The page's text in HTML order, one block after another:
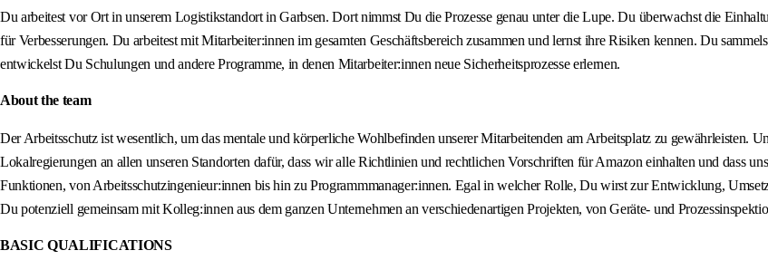
Du arbeitest vor Ort in unserem Logistikstandort in Garbsen. Dort nimmst Du die Prozesse genau unter die Lupe. Du überwachst die
für Verbesserungen. Du arbeitest mit Mitarbeiter:innen im gesamten Geschäftsbereich zusammen und lernst ihre Risiken kennen. Du
entwickelst Du Schulungen und andere Programme, in denen Mitarbeiter:innen neue Sicherheitsprozesse erlernen.
About the team
Der Arbeitsschutz ist wesentlich, um das mentale und körperliche Wohlbefinden unserer Mitarbeitenden am Arbeitsplatz zu gewährleisten.
Lokalregierungen an allen unseren Standorten dafür, dass wir alle Richtlinien und rechtlichen Vorschriften für Amazon einhalten und dass
Funktionen, von Arbeitsschutzingenieur:innen bis hin zu Programmmanager:innen. Egal in welcher Rolle, Du wirst zur Entwicklung,
Du potenziell gemeinsam mit Kolleg:innen aus dem ganzen Unternehmen an verschiedenartigen Projekten, von Geräte- und
BASIC QUALIFICATIONS